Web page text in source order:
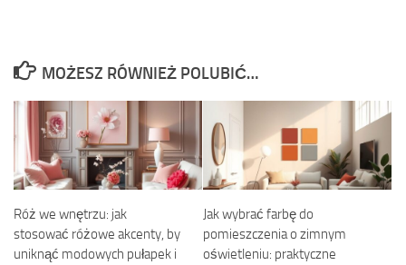
MOŻESZ RÓWNIEŻ POLUBIĆ…
Róż we wnętrzu: jak
stosować różowe akcenty, by
uniknąć modowych pułapek i
Jak wybrać farbę do
pomieszczenia o zimnym
oświetleniu: praktyczne